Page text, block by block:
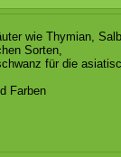
wie Thymian,
Sorten,
für die
Farben